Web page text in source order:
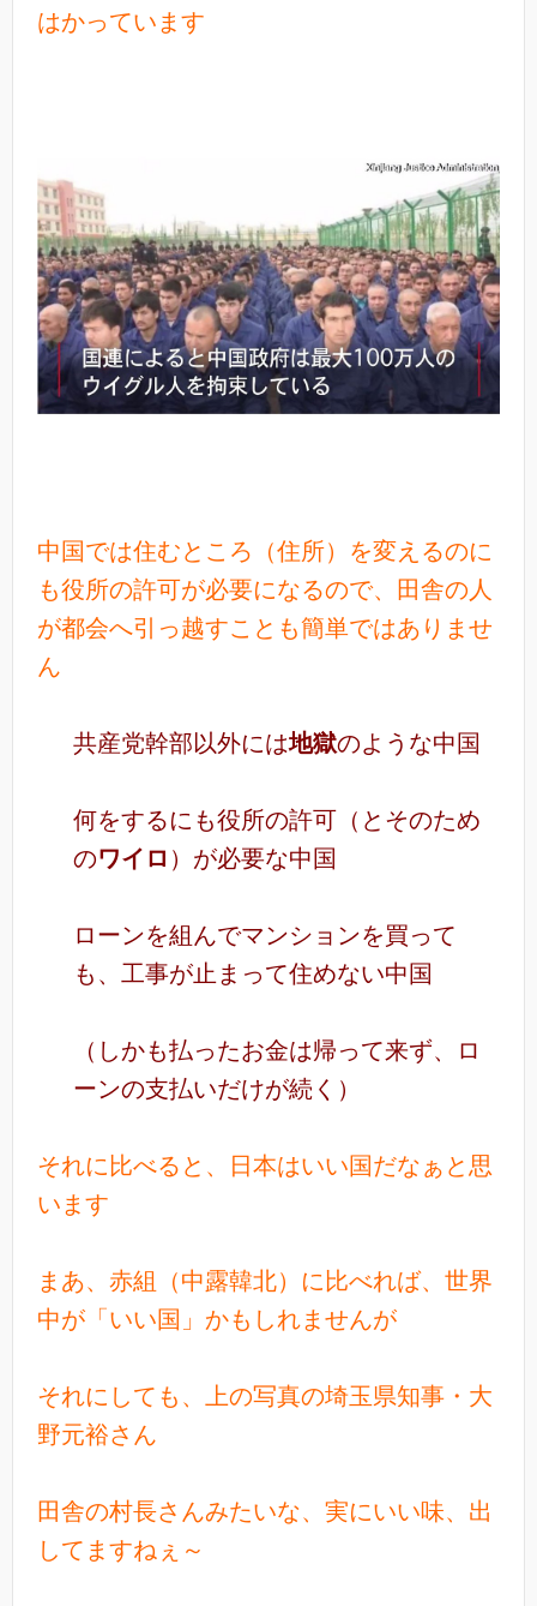
はかっています
中国では住むところ（住所）を変えるのに
も役所の許可が必要になるので、田舎の人
が都会へ引っ越すことも簡単ではありませ
ん
共産党幹部以外には地獄のような中国
何をするにも役所の許可（とそのため
のワイロ ）が必要な中国
ローンを組んでマンションを買って
も、工事が止まって住めない中国
（しかも払ったお金は帰って来ず、ロ
ーンの支払いだけが続く）
それに比べると、日本はいい国だなぁと思
います
まあ、赤組（中露韓北）に比べれば、世界
中が「いい国」かもしれませんが
それにしても、上の写真の埼玉県知事・大
野元裕さん
田舎の村長さんみたいな、実にいい味、出
してますねぇ～